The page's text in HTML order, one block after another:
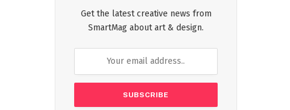
Get the latest creative news from
SmartMag about art & design.